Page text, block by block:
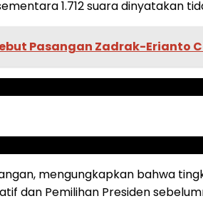
1.712 suara dinyatakan
Pasangan Zadrak-Erianto
mengungkapkan bahwa
dan Pemilihan Presiden